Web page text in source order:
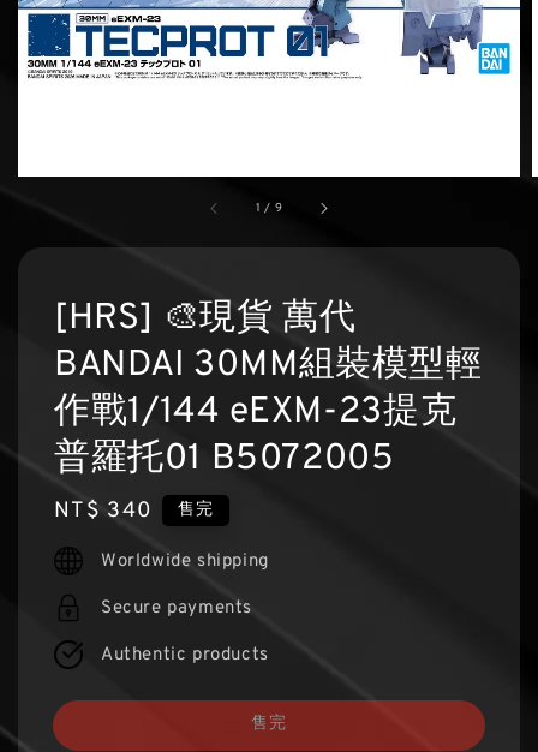
1 / 9
[HRS] 🎨現貨 萬代
BANDAI 30MM組裝模型輕
作戰1/144 eEXM-23提克
普羅托01 B5072005
Regular
price
NT$ 340 售完
Worldwide shipping
Secure payments
Authentic products
售完